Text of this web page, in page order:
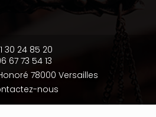
30 24 85 20
67 73 54 13
78000 Versailles
nous